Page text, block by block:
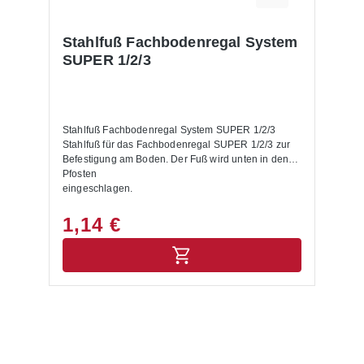
Stahlfuß Fachbodenregal System
SUPER 1/2/3
Stahlfuß Fachbodenregal System SUPER 1/2/3
Stahlfuß für das Fachbodenregal SUPER 1/2/3 zur
Befestigung am Boden. Der Fuß wird unten in den
Pfosten
eingeschlagen.
1,14 €